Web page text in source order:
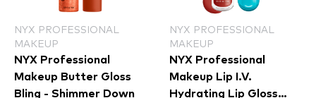
NYX PROFESSIONAL
MAKEUP
NYX Professional
Makeup Butter Gloss
Bling - Shimmer Down
NYX PROFESSIONAL
MAKEUP
NYX Professional
Makeup Lip I.V.
Hydrating Lip Gloss